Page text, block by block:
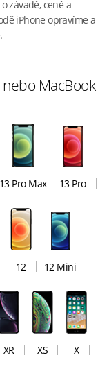
závadě, ceně a
iPhone opravíme a
nebo MacBook
13 Pro Max 13 Pro
12 12 Mini
XR XS X